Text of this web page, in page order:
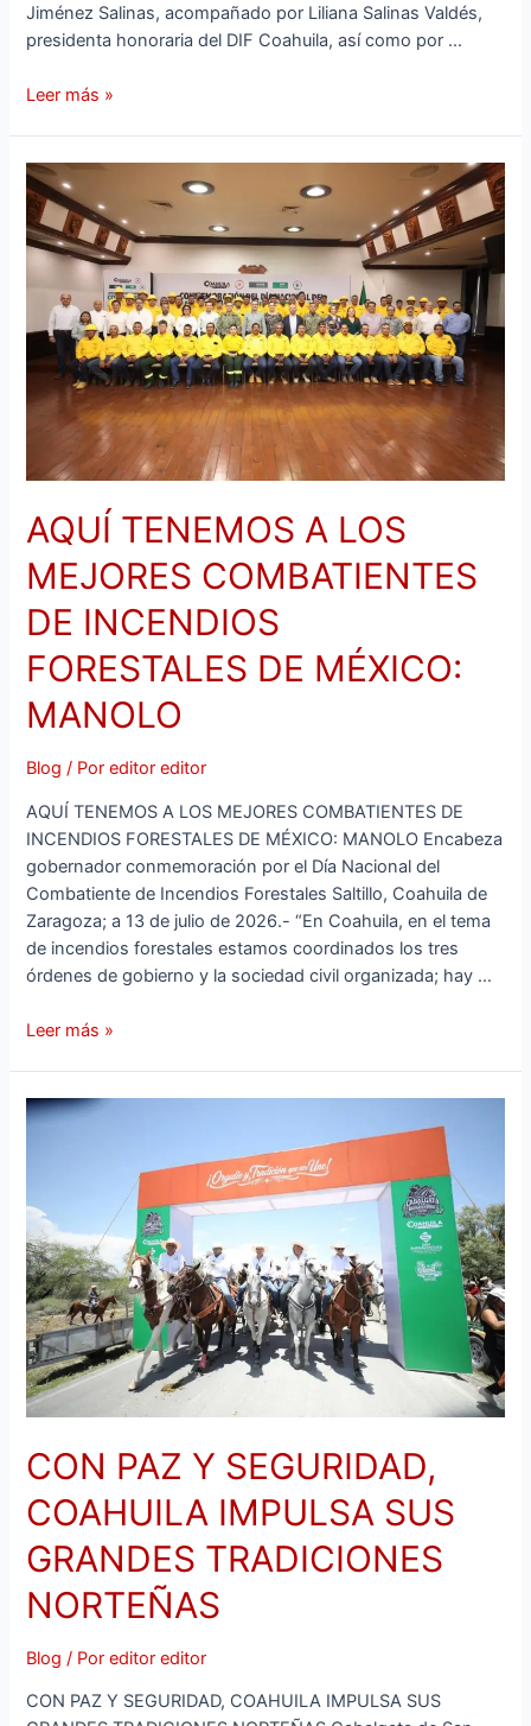
Jiménez Salinas, acompañado por Liliana Salinas Valdés,
presidenta honoraria del DIF Coahuila, así como por …
Leer más »
AQUÍ TENEMOS A LOS
MEJORES COMBATIENTES
DE INCENDIOS
FORESTALES DE MÉXICO:
MANOLO
Blog / Poreditor editor
AQUÍ TENEMOS A LOS MEJORES COMBATIENTES DE
INCENDIOS FORESTALES DE MÉXICO: MANOLO Encabeza
gobernador conmemoración por el Día Nacional del
Combatiente de Incendios Forestales Saltillo, Coahuila de
Zaragoza; a 13 de julio de 2026.- “En Coahuila, en el tema
de incendios forestales estamos coordinados los tres
órdenes de gobierno y la sociedad civil organizada; hay …
AQUÍ
TENEMOS
A
LOS
MEJORES
COMBATIENTES
DE
INCENDIOS
FORESTALES
MÉXICO:
MANOLO
Leer más »
CON PAZ Y SEGURIDAD,
COAHUILA IMPULSA SUS
GRANDES TRADICIONES
NORTEÑAS
Blog / Poreditor editor
CON PAZ Y SEGURIDAD, COAHUILA IMPULSA SUS
CON
COAHUILA
IMPULSA
SUS
GRANDES
TRADICIONES
NORTEÑAS